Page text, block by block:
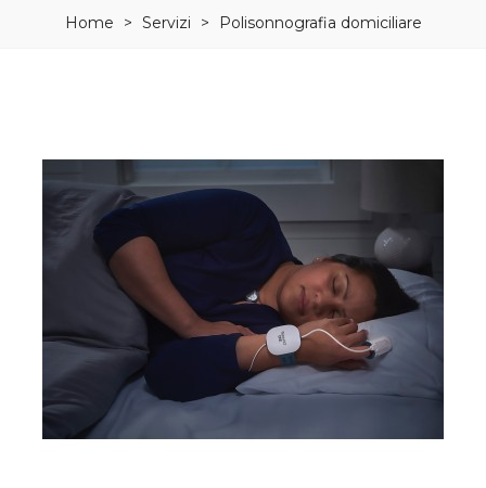
Home > Servizi > Polisonnografia domiciliare